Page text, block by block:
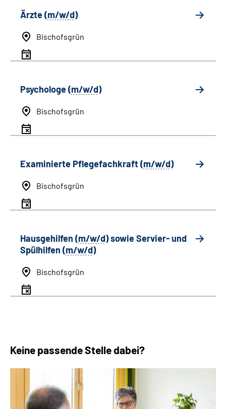
Ärzte (m/w/d)
Bischofsgrün
Psychologe (m/w/d)
Bischofsgrün
Examinierte Pflegefachkraft (m/w/d)
Bischofsgrün
Hausgehilfen (m/w/d) sowie Servier- und
Spülhilfen (m/w/d)
Bischofsgrün
Keine passende Stelle dabei?